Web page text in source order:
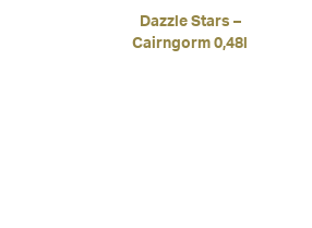
Dazzle Stars –
Cairngorm 0,48l